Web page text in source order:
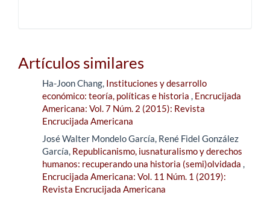
Artículos similares
Ha-Joon Chang, Instituciones y desarrollo
económico: teoría, políticas e historia , Encrucijada
Americana: Vol. 7 Núm. 2 (2015): Revista
Encrucijada Americana
José Walter Mondelo García, René Fidel González
García, Republicanismo, iusnaturalismo y derechos
humanos: recuperando una historia (semi)olvidada ,
Encrucijada Americana: Vol. 11 Núm. 1 (2019):
Revista Encrucijada Americana